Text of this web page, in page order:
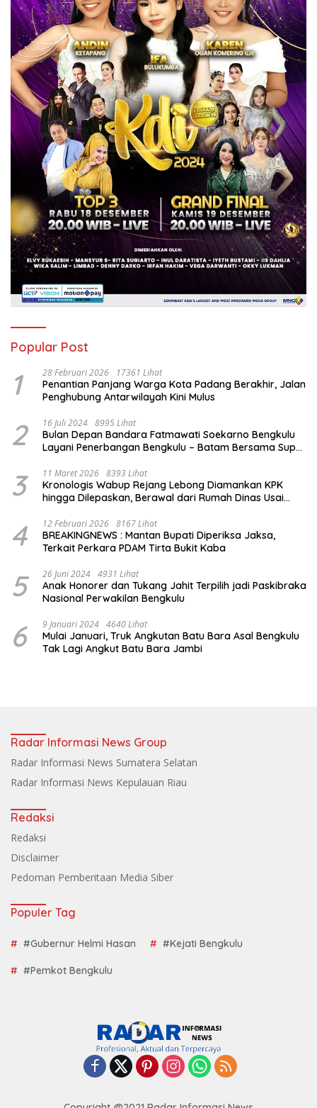
Popular Post
1 28 Februari 2026 17361 Lihat
Penantian Panjang Warga Kota Padang Berakhir, Jalan
Penghubung Antarwilayah Kini Mulus
2 16 Juli 2024 8995 Lihat
Bulan Depan Bandara Fatmawati Soekarno Bengkulu
Layani Penerbangan Bengkulu – Batam Bersama Super
3 11 Maret 2026 8393 Lihat
Kronologis Wabup Rejang Lebong Diamankan KPK
hingga Dilepaskan, Berawal dari Rumah Dinas Usai
4 12 Februari 2026 8167 Lihat
BREAKINGNEWS : Mantan Bupati Diperiksa Jaksa,
Terkait Perkara PDAM Tirta Bukit Kaba
5 26 Juni 2024 4931 Lihat
Anak Honorer dan Tukang Jahit Terpilih jadi Paskibraka
Nasional Perwakilan Bengkulu
6 9 Januari 2024 4640 Lihat
Mulai Januari, Truk Angkutan Batu Bara Asal Bengkulu
Tak Lagi Angkut Batu Bara Jambi
Radar Informasi News Group
Radar Informasi News Sumatera Selatan
Radar Informasi News Kepulauan Riau
Redaksi
Redaksi
Disclaimer
Pedoman Pemberitaan Media Siber
Populer Tag
#Gubernur Helmi Hasan #Kejati Bengkulu
#Pemkot Bengkulu